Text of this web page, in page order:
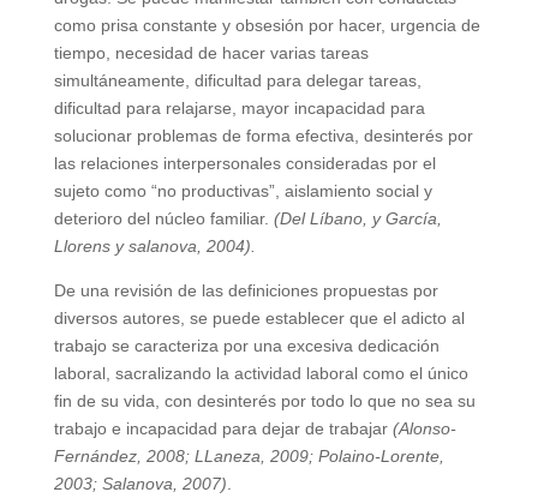
como prisa constante y obsesión por hacer, urgencia de
tiempo, necesidad de hacer varias tareas
simultáneamente, dificultad para delegar tareas,
dificultad para relajarse, mayor incapacidad para
solucionar problemas de forma efectiva, desinterés por
las relaciones interpersonales consideradas por el
sujeto como “no productivas”, aislamiento social y
deterioro del núcleo familiar. (Del Líbano, y García,
Llorens y salanova, 2004).
De una revisión de las definiciones propuestas por
diversos autores, se puede establecer que el adicto al
trabajo se caracteriza por una excesiva dedicación
laboral, sacralizando la actividad laboral como el único
fin de su vida, con desinterés por todo lo que no sea su
trabajo e incapacidad para dejar de trabajar(Alonso-
Fernández, 2008; LLaneza, 2009; Polaino-Lorente,
2003; Salanova, 2007)